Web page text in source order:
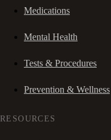
Medications
Mental Health
Tests & Procedures
Prevention & Wellness
RESOURCES